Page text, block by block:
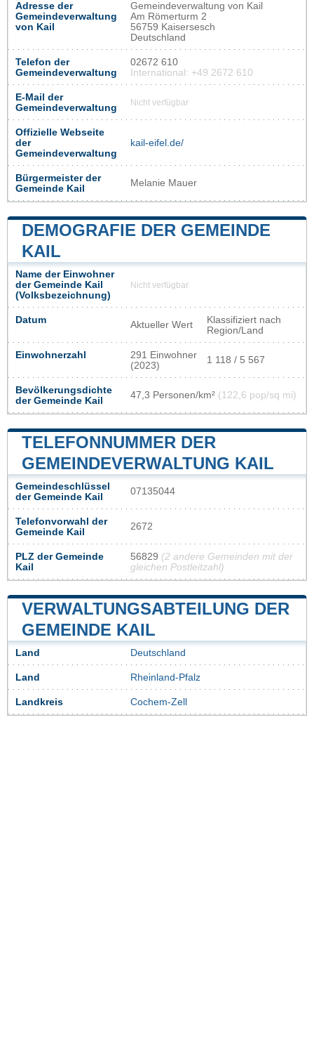
Adresse der
Gemeindeverwaltung
von Kail
Gemeindeverwaltung von Kail
Am Römerturm 2
56759 Kaisersesch
Deutschland
Telefon der
Gemeindeverwaltung
02672 610
International: +49 2672 610
E-Mail der
Gemeindeverwaltung
Nicht verfügbar
Offizielle Webseite
der
Gemeindeverwaltung
kail-eifel.de/
Bürgermeister der
Gemeinde Kail
Melanie Mauer
DEMOGRAFIE DER GEMEINDE
KAIL
Name der Einwohner
der Gemeinde Kail
(Volksbezeichnung)
Nicht verfügbar
Datum Aktueller Wert
Klassifiziert nach
Region/Land
Einwohnerzahl
291 Einwohner
(2023)
1 118 / 5 567
Bevölkerungsdichte
der Gemeinde Kail
47,3 Personen/km² (122,6 pop/sq mi)
TELEFONNUMMER DER
GEMEINDEVERWALTUNG KAIL
Gemeindeschlüssel
der Gemeinde Kail
07135044
Telefonvorwahl der
Gemeinde Kail
2672
PLZ der Gemeinde
Kail
56829 (2 andere Gemeinden mit der
gleichen Postleitzahl)
VERWALTUNGSABTEILUNG DER
GEMEINDE KAIL
Land Deutschland
Land Rheinland-Pfalz
Landkreis Cochem-Zell